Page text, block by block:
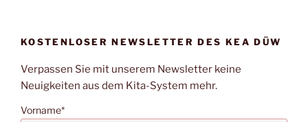
KOSTENLOSER NEWSLETTER DES KEA DÜW
Verpassen Sie mit unserem Newsletter keine
Neuigkeiten aus dem Kita-System mehr.
Vorname*